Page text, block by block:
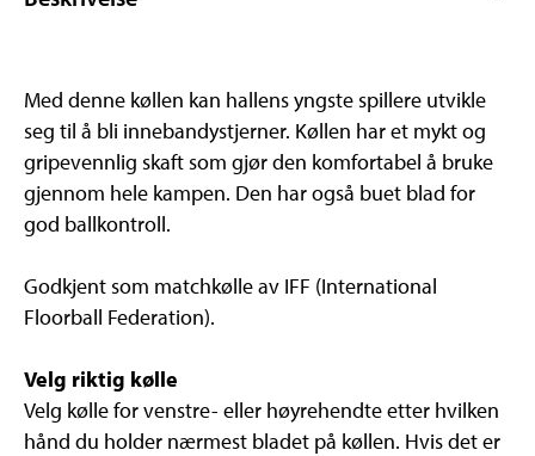
Med denne køllen kan hallens yngste spillere utvikle
seg til å bli innebandystjerner. Køllen har et mykt og
gripevennlig skaft som gjør den komfortabel å bruke
gjennom hele kampen. Den har også buet blad for
god ballkontroll.
Godkjent som matchkølle av IFF (International
Floorball Federation).
Velg riktig kølle
Velg kølle for venstre- eller høyrehendte etter hvilken
hånd du holder nærmest bladet på køllen. Hvis det er